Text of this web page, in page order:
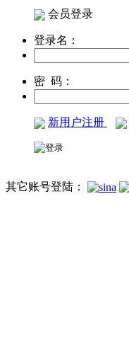
会员登录
登录名：
密 码：
新用户注册
其它账号登陆：